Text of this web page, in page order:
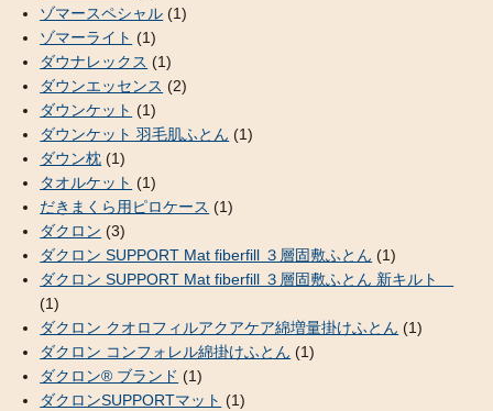
ゾマースペシャル (1)
ゾマーライト (1)
ダウナレックス (1)
ダウンエッセンス (2)
ダウンケット (1)
ダウンケット 羽毛肌ふとん (1)
ダウン枕 (1)
タオルケット (1)
だきまくら用ピロケース (1)
ダクロン (3)
ダクロン SUPPORT Mat fiberfill ３層固敷ふとん (1)
ダクロン SUPPORT Mat fiberfill ３層固敷ふとん 新キルト
(1)
ダクロン クオロフィルアクアケア綿増量掛けふとん (1)
ダクロン コンフォレル綿掛けふとん (1)
ダクロン® ブランド (1)
ダクロンSUPPORTマット (1)